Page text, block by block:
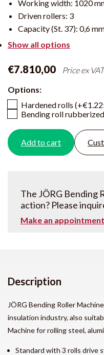
Working width: 1020
Driven rollers: 3
Capacity (St. 37): 0,6
Show all options
€7.810,00
Price ex VAT
Options:
Hardened rolls
Bending roll
Add to cart
The JÖRG Bending
action? Please
Make an
Description
JÖRG Bending Roller
insulation industry, also
Machine for rolling steel,
Standard with 3 rolls drive